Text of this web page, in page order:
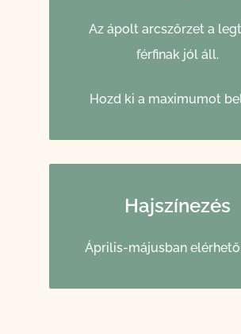
Az ápolt arcszőrzet a
férfinak jól áll.
Hozd ki a maximumot
Hajszínezés
Április-májusban elérhető